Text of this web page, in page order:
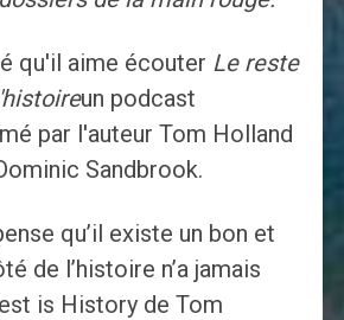
qu'il aime écouter Le reste
un podcast
par l'auteur Tom Holland
Sandbrook.
qu’il existe un bon et
de l’histoire n’a jamais
is History de Tom